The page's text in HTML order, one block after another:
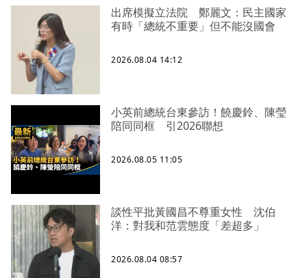
出席模擬立法院 鄭麗文：民主國家
有時「總統不重要」但不能沒國會
2026.08.04 14:12
小英前總統台東參訪！饒慶鈴、陳瑩
陪同同框 引2026聯想
2026.08.05 11:05
談性平批黃國昌不尊重女性 沈伯
洋：對我和范雲態度「差超多」
2026.08.04 08:57